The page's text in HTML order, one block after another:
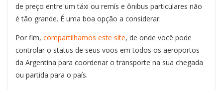
de preço entre um táxi ou remís e ônibus particulares não
é tão grande. É uma boa opção a considerar.
Por fim, compartilhamos este site, de onde você pode
controlar o status de seus voos em todos os aeroportos
da Argentina para coordenar o transporte na sua chegada
ou partida para o país.